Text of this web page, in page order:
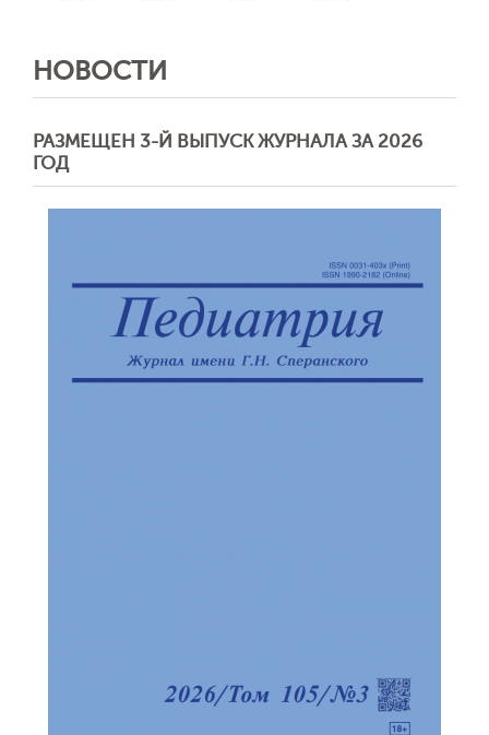
НОВОСТИ
РАЗМЕЩЕН 3-Й ВЫПУСК ЖУРНАЛА ЗА 2026
ГОД